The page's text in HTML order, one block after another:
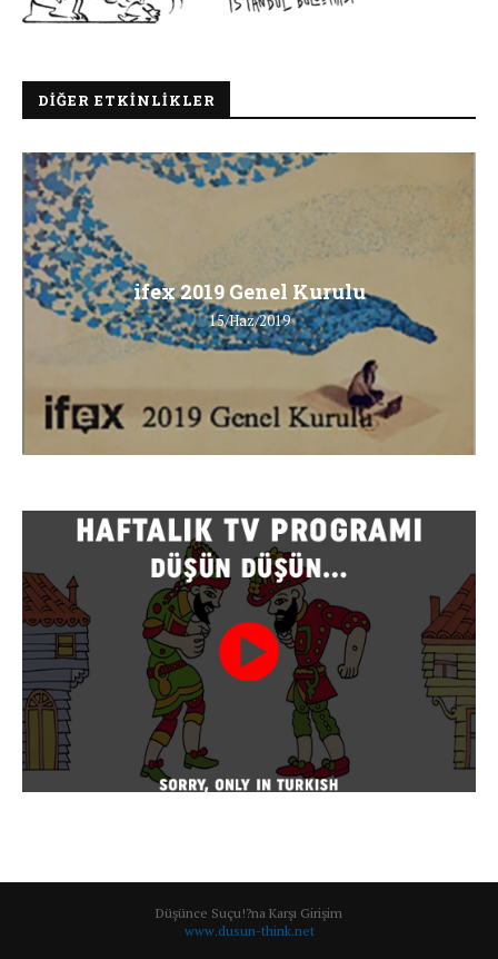
DIĞER ETKINLIKLER
ifex 2019 Genel Kurulu
15/Haz/2019
Düşünce Suçu!?na Karşı Girişim
www.dusun-think.net